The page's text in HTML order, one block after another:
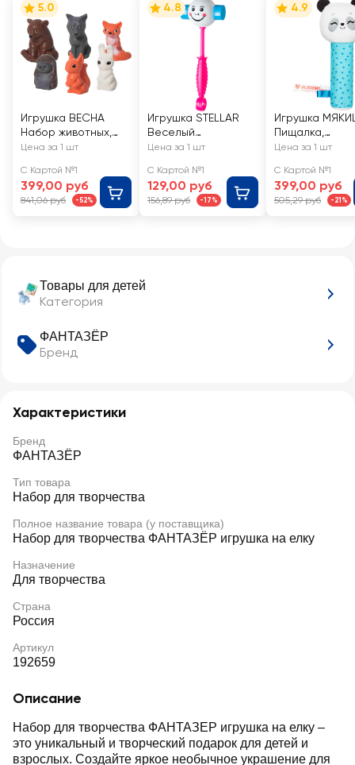
Товары для детей
Категория
ФАНТАЗЁР
Бренд
Характеристики
Бренд
ФАНТАЗЁР
Тип товара
Набор для творчества
Полное название товара (у поставщика)
Набор для творчества ФАНТАЗЁР игрушка на елку
Назначение
Для творчества
Страна
Россия
Артикул
192659
Описание
Набор для творчества ФАНТАЗЕР игрушка на елку –
это уникальный и творческий подарок для детей и
взрослых. Создайте яркое необычное украшение для
5.0
Игрушка ВЕСНА
Набор животных,
многоцветная, в
Цена за 1 шт
С Картой №1
399,00 руб
841,06 руб -52%
4.8
Игрушка STELLAR
Веселый
молоточек Арт.
Цена за 1 шт
С Картой №1
129,00 руб
156,89 руб -17%
4.9
Игрушка
Пищалка,
развивающая,
Цена за 1 шт
С Картой №1
399,00 руб
505,29 руб -21%